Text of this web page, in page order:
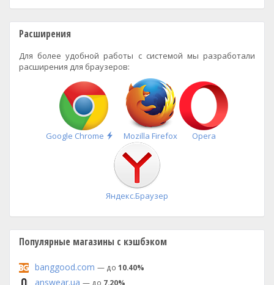
Расширения
Для более удобной работы с системой мы разработали
расширения для браузеров:
Google Chrome
Быстрая
установка
Mozilla Firefox Opera
Яндекс.Браузер
Популярные магазины с кэшбэком
banggood.com — до 10.40%
answear.ua — до 7.20%